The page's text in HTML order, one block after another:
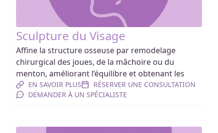
Sculpture du Visage
Affine la structure osseuse par remodelage
chirurgical des joues, de la mâchoire ou du
menton, améliorant l’équilibre et obtenant les
EN SAVOIR PLUS
RÉSERVER UNE CONSULTATION
DEMANDER À UN SPÉCIALISTE